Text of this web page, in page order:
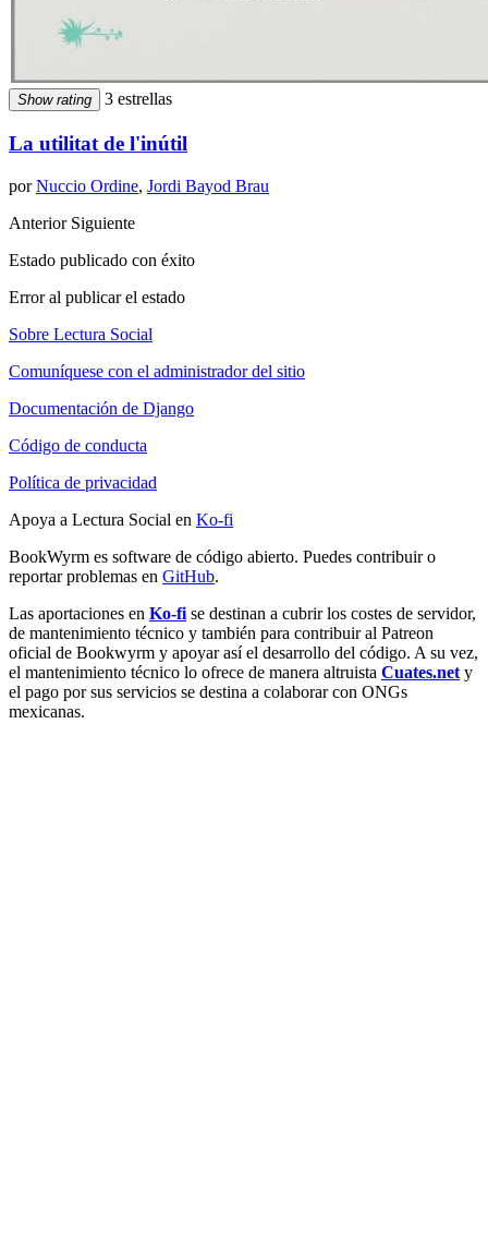
Show rating 3 estrellas
La utilitat de l'inútil
porNuccio Ordine, Jordi Bayod Brau
Anterior Siguiente
Estado publicado con éxito
Error al publicar el estado
Sobre Lectura Social
Comuníquese con el administrador del sitio
Documentación de Django
Código de conducta
Política de privacidad
Apoya a Lectura Social en Ko-fi
BookWyrm es software de código abierto. Puedes contribuir o
reportar problemas en GitHub.
Las aportaciones en Ko-fi se destinan a cubrir los costes de servidor,
de mantenimiento técnico y también para contribuir al Patreon
oficial de Bookwyrm y apoyar así el desarrollo del código. A su vez,
el mantenimiento técnico lo ofrece de manera altruista Cuates.net y
el pago por sus servicios se destina a colaborar con ONGs
mexicanas.